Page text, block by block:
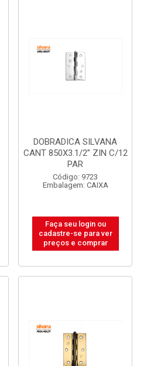
DOBRADICA SILVANA
CANT 850X3.1/2” ZIN C/12
PAR
Código: 9723
Embalagem: CAIXA
Faça seu login ou
cadastre-se para ver
preços e comprar